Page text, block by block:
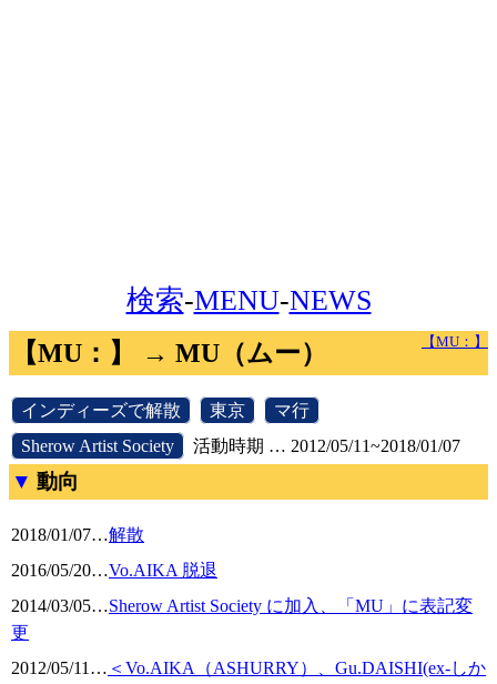
検索-MENU-NEWS
【MU：】
【MU：】 → MU（ムー）
インディーズで解散 東京 マ行
Sherow Artist Society 活動時期 … 2012/05/11~2018/01/07
動向
2018/01/07…解散
2016/05/20…Vo.AIKA 脱退
2014/03/05…Sherow Artist Society に加入、「MU」に表記変
更
2012/05/11 … ＜Vo.AIKA（ASHURRY）、Gu.DAISHI(ex-しか